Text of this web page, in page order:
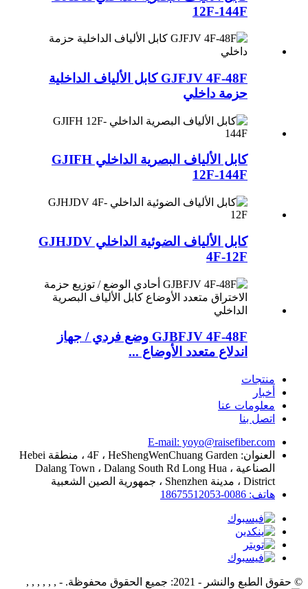
12F-144F
GJFJV 4F-48F كابل الألياف الداخلية
حزمة داخلي
كابل الألياف البصرية الداخلي GJIFH
12F-144F
كابل الألياف الضوئية الداخلي GJHJDV
4F-12F
GJBFJV 4F-48F وضع فردي / جهاز
اندلاع متعدد الأوضاع ...
منتجات
أخبار
معلومات عنا
اتصل بنا
E-mail: yoyo@raisefiber.com
العنوان: 4F ، HeShengWenChuang Garden ، منطقة Hebei
الصناعية ، Dalang Town ، Dalang South Rd Long Hua
District ، مدينة Shenzhen ، جمهورية الصين الشعبية
هاتف: 0086-18675512053
© حقوق الطبع والنشر - 2021: جميع الحقوق محفوظة. - , , , , , ,